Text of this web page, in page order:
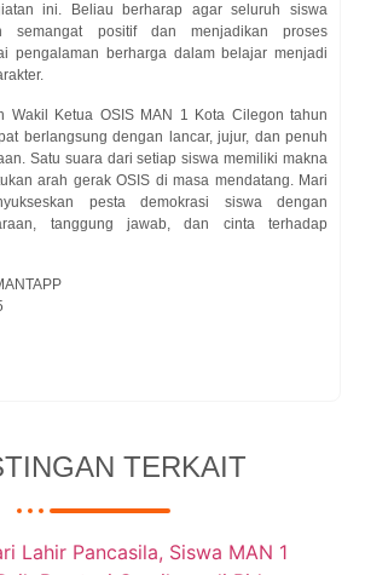
ini. Beliau berharap agar seluruh siswa
semangat positif dan menjadikan proses
pengalaman berharga dalam belajar menjadi
Wakil Ketua OSIS MAN 1 Kota Cilegon tahun
berlangsung dengan lancar, jujur, dan penuh
Satu suara dari setiap siswa memiliki makna
arah gerak OSIS di masa mendatang. Mari
pesta demokrasi siswa dengan
tanggung jawab, dan cinta terhadap
TERKAIT